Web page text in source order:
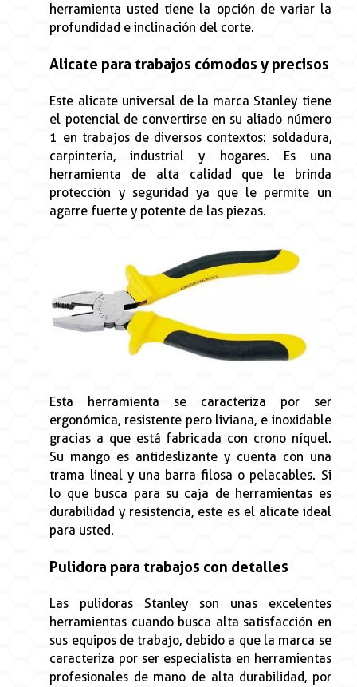
herramienta usted tiene la opción de variar la
profundidad e inclinación del corte.
Alicate para trabajos cómodos y precisos
Este alicate universal de la marca Stanley tiene
el potencial de convertirse en su aliado número
1 en trabajos de diversos contextos: soldadura,
carpintería, industrial y hogares. Es una
herramienta de alta calidad que le brinda
protección y seguridad ya que le permite un
agarre fuerte y potente de las piezas.
Esta herramienta se caracteriza por ser
ergonómica, resistente pero liviana, e inoxidable
gracias a que está fabricada con crono níquel.
Su mango es antideslizante y cuenta con una
trama lineal y una barra filosa o pelacables. Si
lo que busca para su caja de herramientas es
durabilidad y resistencia, este es el alicate ideal
para usted.
Pulidora para trabajos con detalles
Las pulidoras Stanley son unas excelentes
herramientas cuando busca alta satisfacción en
sus equipos de trabajo, debido a que la marca se
caracteriza por ser especialista en herramientas
profesionales de mano de alta durabilidad, por